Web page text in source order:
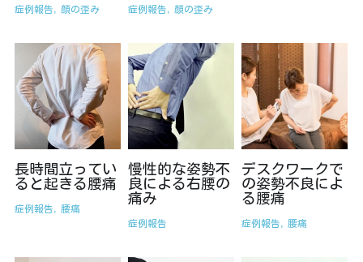
症例報告, 顔の歪み 症例報告, 顔の歪み
長時間立ってい
ると起きる腰痛
症例報告, 腰痛
慢性的な姿勢不
良による右腰の
痛み
症例報告
デスクワークで
の姿勢不良によ
る腰痛
症例報告, 腰痛